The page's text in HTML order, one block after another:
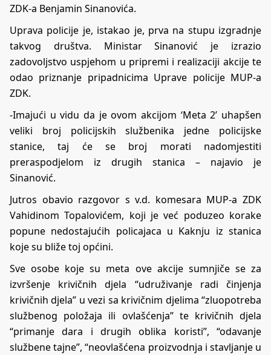
ZDK-a Benjamin Sinanovića.
Uprava policije je, istakao je, prva na stupu izgradnje
takvog društva. Ministar Sinanović je izrazio
zadovoljstvo uspjehom u pripremi i realizaciji akcije te
odao priznanje pripadnicima Uprave policije MUP-a
ZDK.
-Imajući u vidu da je ovom akcijom ‘Meta 2’ uhapšen
veliki broj policijskih službenika jedne policijske
stanice, taj će se broj morati nadomjestiti
preraspodjelom iz drugih stanica – najavio je
Sinanović.
Jutros obavio razgovor s v.d. komesara MUP-a ZDK
Vahidinom Topalovićem, koji je već poduzeo korake
popune nedostajućih policajaca u Kaknju iz stanica
koje su bliže toj općini.
Sve osobe koje su meta ove akcije sumnjiče se za
izvršenje krivičnih djela “udruživanje radi činjenja
krivičnih djela” u vezi sa krivičnim djelima “zluopotreba
službenog položaja ili ovlašćenja” te krivičnih djela
“primanje dara i drugih oblika koristi”, “odavanje
službene tajne”, “neovlašćena proizvodnja i stavljanje u